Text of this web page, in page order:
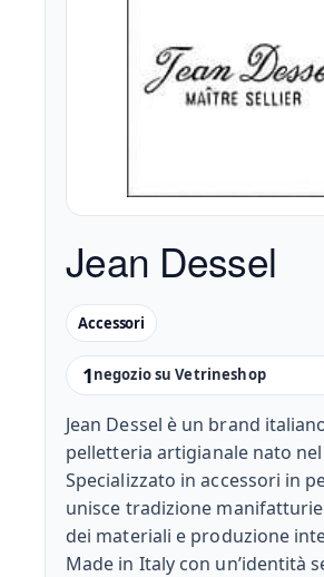
Jean Dessel
1negozio su Vetrineshop
Accessori
Jean Dessel è un brand
pelletteria artigianale nato nel
Specializzato in accessori in
unisce tradizione
dei materiali e produzione
Made in Italy con un’identità